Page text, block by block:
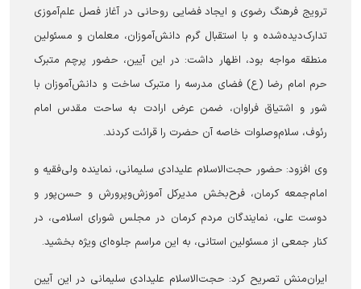
ترویج فرهنگ رضوی و ایجاد فضایی روحانی در آغاز فصل علم‌آموزی
تدارک‌دیده‌شده و با استقبال گرم دانش‌آموزان، معلمان و مسئولین
منطقه مواجه بود، اظهار داشت: در این آیین، حضور پرچم متبرک
حرم امام رضا (ع) فضای مدرسه را متبرک ساخت و دانش‌آموزان با
شور و اشتیاق فراوان، ضمن عرض ارادت به ساحت مقدس امام
رئوف، سلام‌وصلوات خاصه آن حضرت را قرائت کردند.
وی افزود: حضور حجت‌الاسلام علیدادی سلیمانی، نماینده ولی‌فقیه و
امام‌جمعه کرمان، فرح‌بخش مدیرکل آموزش‌وپرورش و حسن‌پور و
دوست علی، نمایندگان مردم کرمان در مجلس شورای اسلامی، در
کنار جمعی از مسئولین استانی، به این مراسم جلوه‌ای ویژه بخشید.
ایران‌منش تصریح کرد: حجت‌الاسلام علیدادی سلیمانی در این آیین